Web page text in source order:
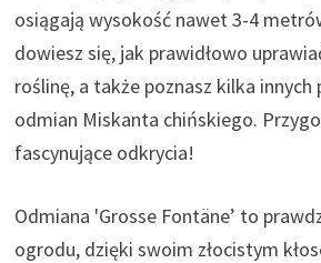
osiągają wysokość nawet 3-4
dowiesz się, jak prawidłowo
roślinę, a także poznasz kilka innych
odmian Miskanta chińskiego.
fascynujące odkrycia!
Odmiana 'Grosse Fontäne’ to
ogrodu, dzięki swoim złocistym